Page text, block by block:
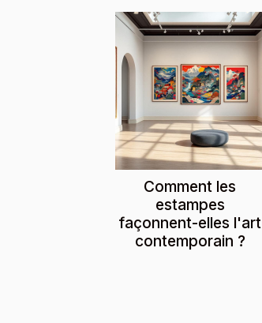
Comment les
estampes
façonnent-elles l'art
contemporain ?